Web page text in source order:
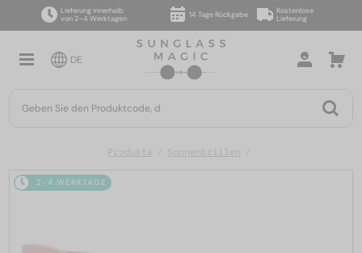
Lieferung innerhalb
von 2–4 Werktagen
14 Tage Rückgabe
Kostenlose
Lieferung
DE
Produkte Sonnenbrillen
2-4 WERKTAGE